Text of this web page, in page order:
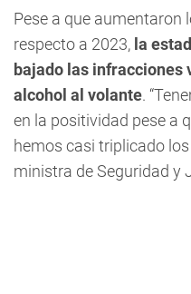
Pese a que aumentaron
respecto a 2023, la
bajado las infracciones
alcohol al volante.
en la positividad pese a
hemos casi triplicado
ministra de Seguridad y